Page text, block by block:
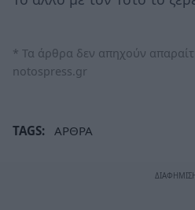
* Τα άρθρα δεν απηχούν
notospress.gr
TAGS: ΑΡΘΡΑ